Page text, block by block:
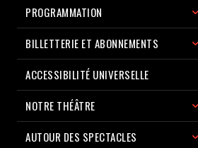
PROGRAMMATION
BILLETTERIE ET ABONNEMENTS
ACCESSIBILITÉ UNIVERSELLE
NOTRE THÉÂTRE
AUTOUR DES SPECTACLES